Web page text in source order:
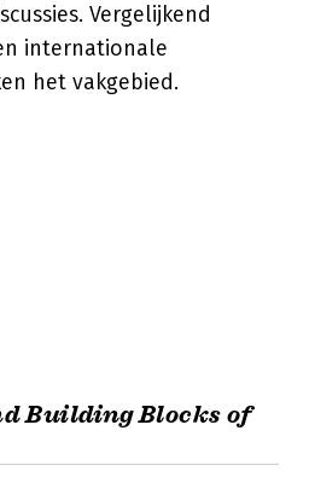
Vergelijkend
internationale
het vakgebied.
Building Blocks of